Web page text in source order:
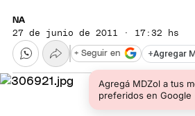
NA
27 de junio de 2011 · 17:32 hs
+Agregar
Agregá MDZol a tus
preferidos en Google
+ Seguir en